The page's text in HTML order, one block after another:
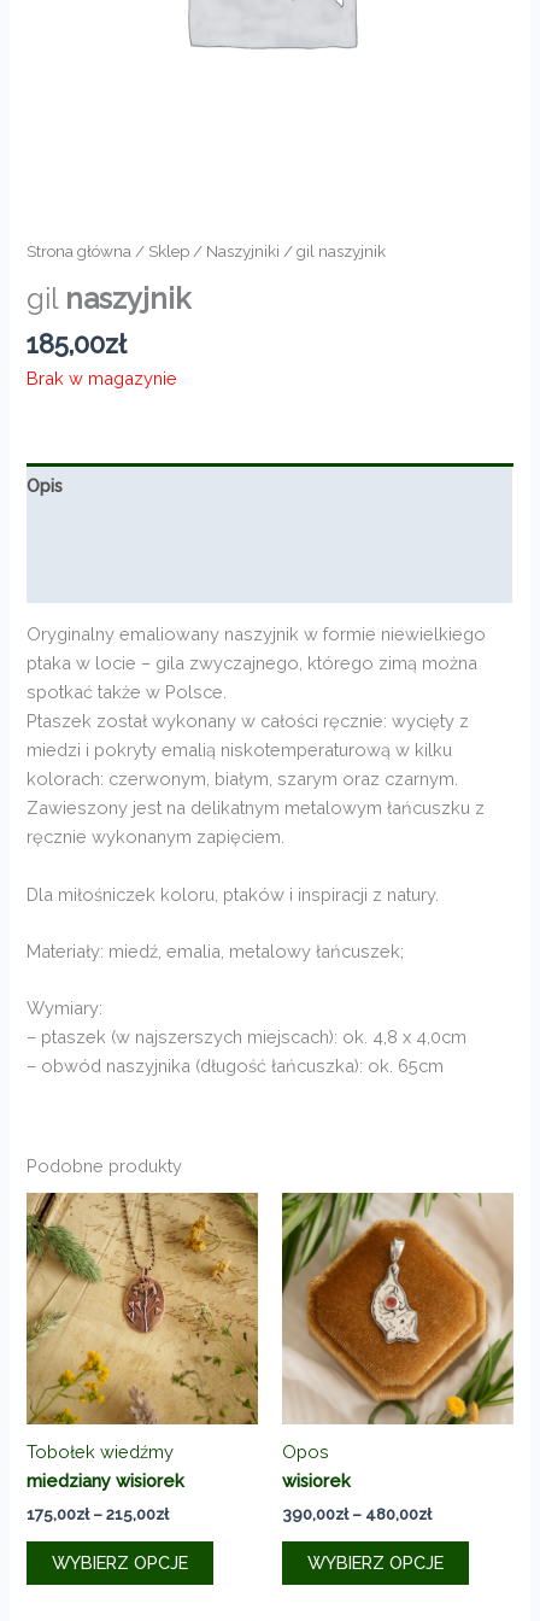
Strona główna / Sklep / Naszyjniki / gil naszyjnik
gil naszyjnik
185,00zł
Brak w magazynie
Opis
Oryginalny emaliowany naszyjnik w formie niewielkiego
ptaka w locie – gila zwyczajnego, którego zimą można
spotkać także w Polsce.
Ptaszek został wykonany w całości ręcznie: wycięty z
miedzi i pokryty emalią niskotemperaturową w kilku
kolorach: czerwonym, białym, szarym oraz czarnym.
Zawieszony jest na delikatnym metalowym łańcuszku z
ręcznie wykonanym zapięciem.
Dla miłośniczek koloru, ptaków i inspiracji z natury.
Materiały: miedź, emalia, metalowy łańcuszek;
Wymiary:
– ptaszek (w najszerszych miejscach): ok. 4,8 x 4,0cm
– obwód naszyjnika (długość łańcuszka): ok. 65cm
Podobne produkty
Tobołek wiedźmy
miedziany wisiorek
175,00zł – 215,00złZakres
od
175,00zł
WYBIERZ OPCJE
Ten
Opos
wisiorek
390,00zł – 480,00złZakres
od
390,00zł
WYBIERZ OPCJE
Ten